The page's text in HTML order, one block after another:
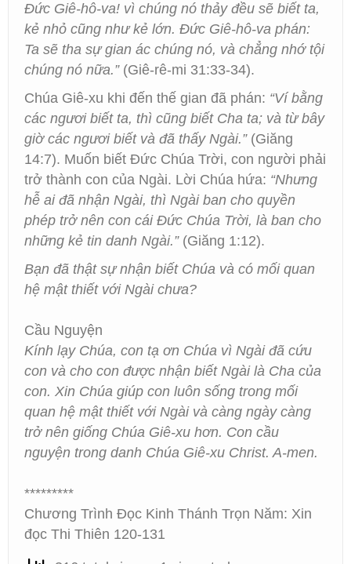
Đức Giê-hô-va! vì chúng nó thảy đều sẽ biết ta,
kẻ nhỏ cũng như kẻ lớn. Đức Giê-hô-va phán:
Ta sẽ tha sự gian ác chúng nó, và chẳng nhớ tội
chúng nó nữa.”(Giê-rê-mi 31:33-34).
Chúa Giê-xu khi đến thế gian đã phán: “Ví bằng
các ngươi biết ta, thì cũng biết Cha ta; và từ bây
giờ các ngươi biết và đã thấy Ngài.”(Giăng
14:7). Muốn biết Đức Chúa Trời, con người phải
trở thành con của Ngài. Lời Chúa hứa: “Nhưng
hễ ai đã nhận Ngài, thì Ngài ban cho quyền
phép trở nên con cái Đức Chúa Trời, là ban cho
những kẻ tin danh Ngài.” (Giăng 1:12).
Bạn đã thật sự nhận biết Chúa và có mối quan
hệ mật thiết với Ngài chưa?
Cầu Nguyện
Kính lạy Chúa, con tạ ơn Chúa vì Ngài đã cứu
con và cho con được nhận biết Ngài là Cha của
con. Xin Chúa giúp con luôn sống trong mối
quan hệ mật thiết với Ngài và càng ngày càng
trở nên giống Chúa Giê-xu hơn. Con cầu
nguyện trong danh Chúa Giê-xu Christ. A-men.
*********
Chương Trình Đọc Kinh Thánh Trọn Năm: Xin
đọc Thi Thiên 120-131